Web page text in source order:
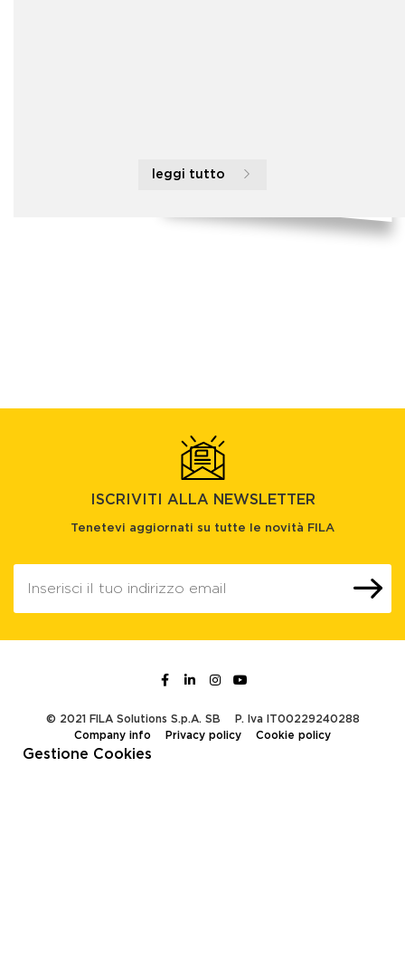
leggi tutto
ISCRIVITI ALLA NEWSLETTER
Tenetevi aggiornati su tutte le novità FILA
© 2021 FILA Solutions S.p.A. SB
P. Iva IT00229240288
Company info
Privacy policy Cookie policy
Gestione Cookies